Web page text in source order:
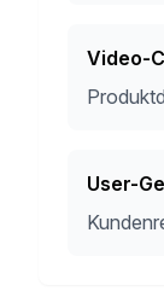
Video-
User-